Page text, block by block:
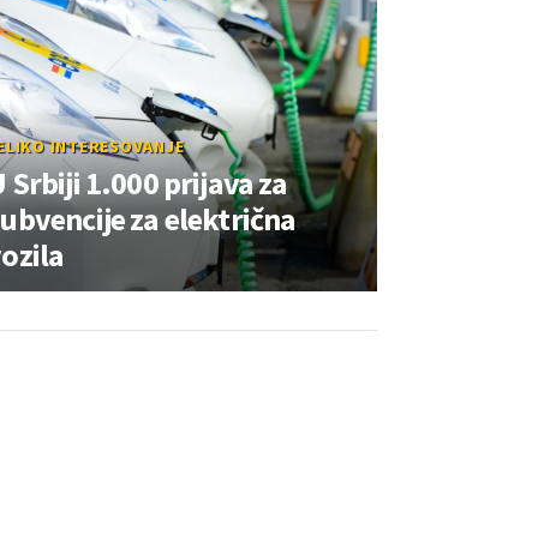
INTERESOVANJE
Srbiji 1.000 prijava za
za električna